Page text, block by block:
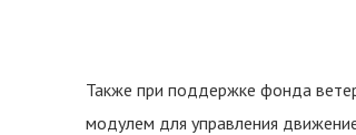
Также при поддержке фонда
модулем для управления